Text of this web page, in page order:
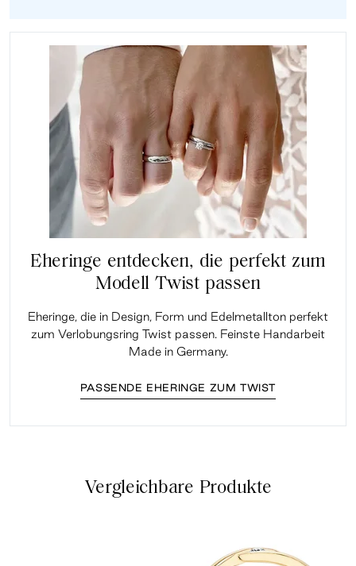
Eheringe entdecken, die perfekt zum
Modell Twist passen
Eheringe, die in Design, Form und Edelmetallton perfekt
zum Verlobungsring Twist passen. Feinste Handarbeit
Made in Germany.
PASSENDE EHERINGE ZUM TWIST
Vergleichbare Produkte